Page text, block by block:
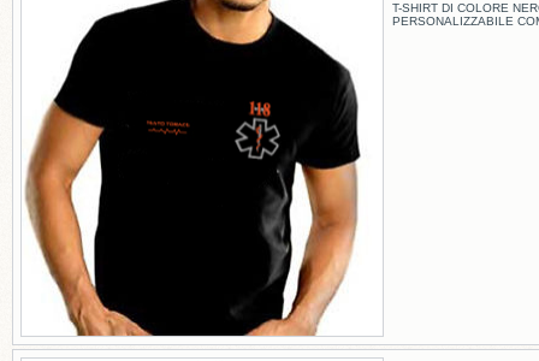
T-SHIRT DI COLORE
PERSONALIZZABILE